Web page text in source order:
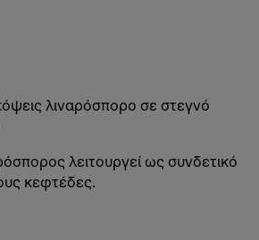
λιναρόσπορο σε στεγνό
λειτουργεί ως συνδετικό
κεφτέδες.